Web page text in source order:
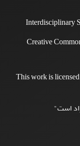
Interdisciplinary
Creative
This work is
است"